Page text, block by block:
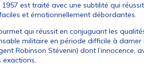
est traité avec une subtilité qui
et émotionnellement débordantes.
qui réussit en conjuguant les
militaire en période difficile à damer
Robinson Stévenin) dont l’innocence,
exactions.